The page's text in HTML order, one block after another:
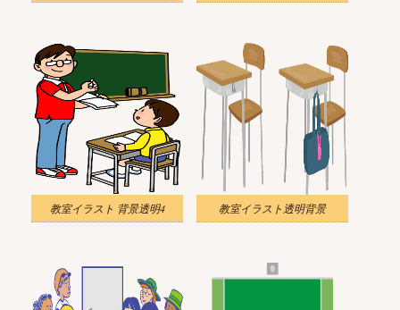
教室イラスト 背景透明4 教室イラスト透明背景